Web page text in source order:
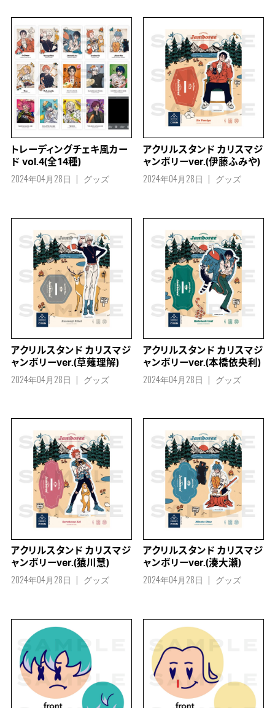
トレーディングチェキ風カー
ド vol.4(全14種)
2024年04月28日 グッズ
アクリルスタンド カリスマジ
ャンボリーver.(伊藤ふみや)
2024年04月28日 グッズ
アクリルスタンド カリスマジ
ャンボリーver.(草薙理解)
2024年04月28日 グッズ
アクリルスタンド カリスマジ
ャンボリーver.(本橋依央利)
2024年04月28日 グッズ
アクリルスタンド カリスマジ
ャンボリーver.(猿川慧)
2024年04月28日 グッズ
アクリルスタンド カリスマジ
ャンボリーver.(湊大瀬)
2024年04月28日 グッズ